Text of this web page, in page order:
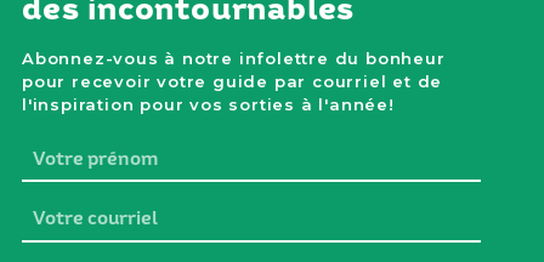
des incontournables
Abonnez-vous à notre infolettre du bonheur
pour recevoir votre guide par courriel et de
l'inspiration pour vos sorties à l'année!
Votre
prénom
Votre
courriel